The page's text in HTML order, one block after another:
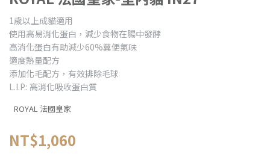
1歲以上成貓適用
使用高易消化蛋白，減少食物在腸中發酵
高消化蛋白有助減少60%糞便氣味
適度熱量配方
添加化毛配方，有效排除毛球
L.I.P.: 高消化吸收蛋白質
ROYAL 法國皇家
NT$1,060